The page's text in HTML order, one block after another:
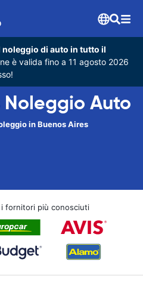
noleggio di auto in tutto il
è valida fino a 11 agosto 2026
Noleggio Auto
in Buenos Aires
fornitori più conosciuti